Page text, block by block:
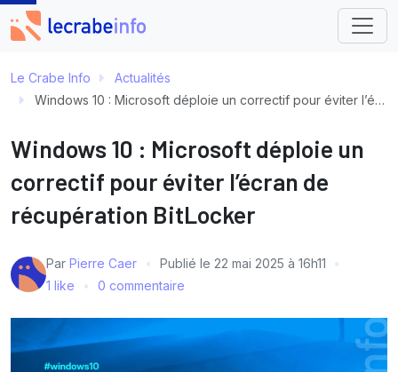
Le Crabe Info
Actualités
Windows 10 : Microsoft déploie un correctif pour éviter l’écran de récupération BitLocker
Windows 10 : Microsoft déploie un
correctif pour éviter l’écran de
récupération BitLocker
Par Pierre Caer Publié le 22 mai 2025 à 16h11
1 like
0 commentaire